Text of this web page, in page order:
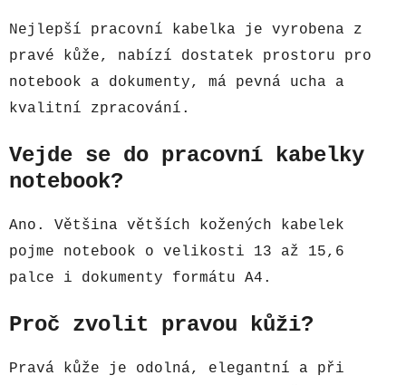
Nejlepší pracovní kabelka je vyrobena z
pravé kůže, nabízí dostatek prostoru pro
notebook a dokumenty, má pevná ucha a
kvalitní zpracování.
Vejde se do pracovní kabelky
notebook?
Ano. Většina větších kožených kabelek
pojme notebook o velikosti 13 až 15,6
palce i dokumenty formátu A4.
Proč zvolit pravou kůži?
Pravá kůže je odolná, elegantní a při